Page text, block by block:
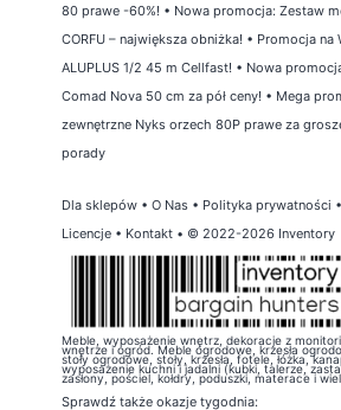
80 prawe -60%! • Nowa promocja: Zestaw
CORFU – największa obniżka! • Promocja na
ALUPLUS 1/2 45 m Cellfast! • Nowa
Comad Nova 50 cm za pół ceny! • Mega
zewnętrzne Nyks orzech 80P prawe za
porady
Dla sklepów • O Nas • Polityka prywatności •
Licencje • Kontakt • © 2022-2026 Inventory
Meble, wyposażenie wnętrz, dekoracje z
wnętrze i ogród. Meble ogrodowe, krzesła
stoły ogrodowe, stoły, krzesła, fotele, łóżka,
wyposażenie kuchni i jadalni (kubki, talerze,
zasłony, pościel, kołdry, poduszki, materace i
Sprawdź także okazje tygodnia: